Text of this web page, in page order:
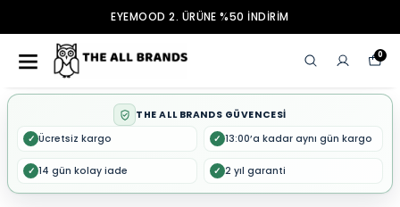
EYEMOOD 2. ÜRÜNE %50 İNDİRİM
0
THE ALL BRANDS GÜVENCESİ
✓ Ücretsiz kargo ✓ 13:00’a kadar aynı gün kargo
✓ 14 gün kolay iade ✓ 2 yıl garanti